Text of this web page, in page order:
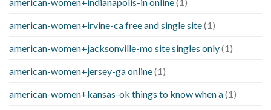
american-women+irvine-ca free and single site(1)
american-women+jacksonville-mo site singles only(1)
american-women+jersey-ga online(1)
american-women+kansas-ok things to know when a(1)